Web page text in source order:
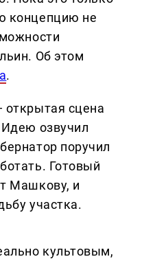
концепцию не
Об этом
.
сцена
озвучил
поручил
Готовый
Машкову, и
участка.
культовым,